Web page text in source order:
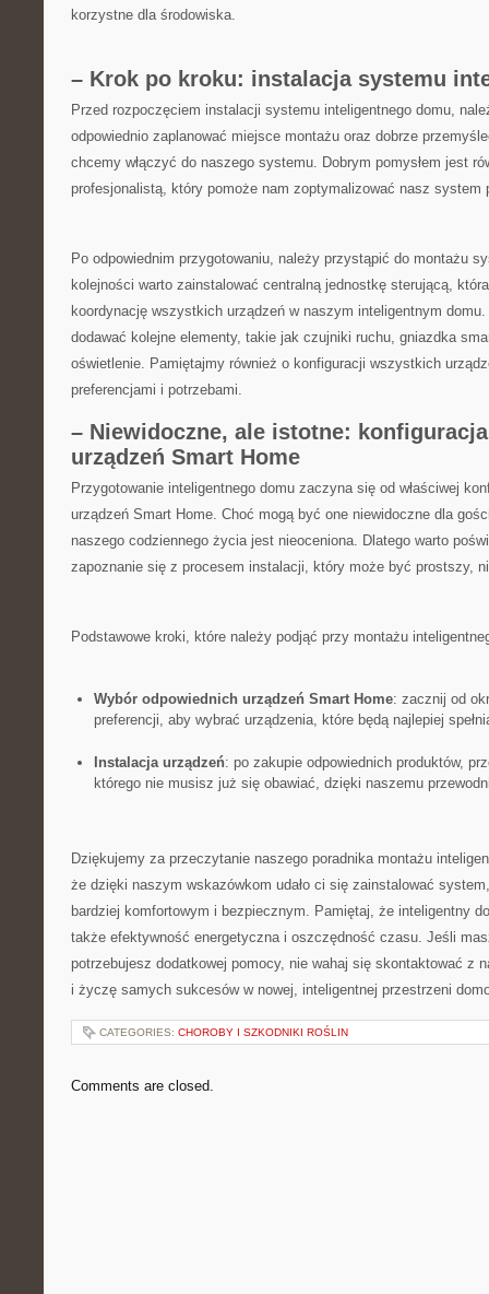
korzystne dla środowiska.
– Krok po kroku: instalacja ⁣systemu
Przed rozpoczęciem instalacji systemu‌ inteligentnego domu,
odpowiednio zaplanować miejsce montażu oraz ⁢dobrze
chcemy włączyć do naszego systemu. Dobrym ‌pomysłem jest
profesjonalistą, który pomoże nam zoptymalizować nasz system
Po odpowiednim przygotowaniu, należy przystąpić do montażu
kolejności warto zainstalować centralną jednostkę sterującą,
koordynację ‌wszystkich urządzeń w naszym inteligentnym
dodawać kolejne elementy,⁤ takie jak czujniki ruchu, gniazdka
oświetlenie. Pamiętajmy również o ⁢konfiguracji ‍wszystkich
preferencjami i potrzebami.
– Niewidoczne, ale istotne:⁤
urządzeń Smart Home
Przygotowanie inteligentnego domu ‌zaczyna się od właściwej
urządzeń Smart Home.‌ Choć mogą być one niewidoczne dla
naszego codziennego życia jest nieoceniona. Dlatego warto
zapoznanie się z procesem instalacji, który może być prostszy,
Podstawowe kroki, które ​należy podjąć przy ​montażu
Wybór odpowiednich urządzeń ⁤Smart ​Home: zacznij od
preferencji, aby wybrać urządzenia, które będą najlepiej
Instalacja urządzeń: po zakupie odpowiednich produktów,
którego nie musisz już się obawiać,‌ dzięki naszemu
Dziękujemy za przeczytanie ‍naszego poradnika montażu
że dzięki naszym wskazówkom udało ci się⁤ zainstalować
bardziej komfortowym i bezpiecznym. Pamiętaj, że inteligentny
także efektywność energetyczna i oszczędność czasu. Jeśli
potrzebujesz dodatkowej pomocy, nie wahaj⁤ się skontaktować z
i życzę samych sukcesów w nowej, inteligentnej przestrzeni
CATEGORIES: CHOROBY I SZKODNIKI ROŚLIN
Comments are closed.